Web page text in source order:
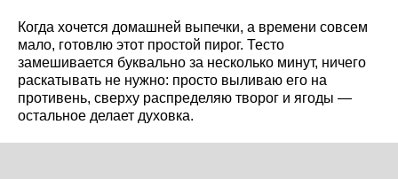
Когда хочется домашней выпечки, а времени совсем
мало, готовлю этот простой пирог. Тесто
замешивается буквально за несколько минут, ничего
раскатывать не нужно: просто выливаю его на
противень, сверху распределяю творог и ягоды —
остальное делает духовка.